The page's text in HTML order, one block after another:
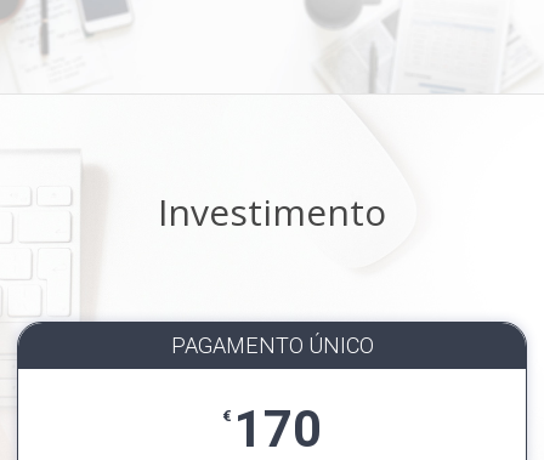
Investimento
PAGAMENTO ÚNICO
€ 170